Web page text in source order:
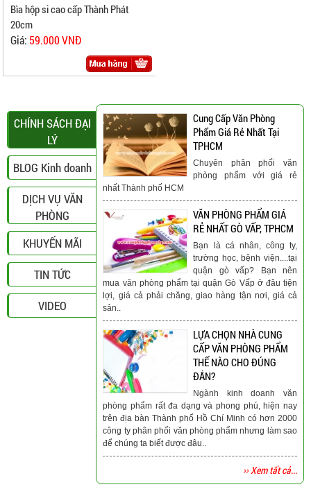
Bìa hộp si cao cấp Thành Phát
20cm
Giá: 59.000 VNĐ
CHÍNH SÁCH ĐẠI
LÝ
BLOG Kinh doanh
DỊCH VỤ VĂN
PHÒNG
KHUYẾN MÃI
TIN TỨC
VIDEO
Cung Cấp Văn Phòng
Phẩm Giá Rẻ Nhất Tại
TPHCM
Chuyên phân phối văn
phòng phẩm với giá rẻ
nhất Thành phố HCM
VĂN PHÒNG PHẨM GIÁ
RẺ NHẤT GÒ VẤP, TPHCM
Bạn là cá nhân, công ty,
trường học, bệnh viện....tại
quận gò vấp? Bạn nên
mua văn phòng phẩm tại quận Gò Vấp ở đâu tiện
lợi, giá cả phải chăng, giao hàng tận nơi, giá cả
sản..
LỰA CHỌN NHÀ CUNG
CẤP VĂN PHÒNG PHẨM
THẾ NÀO CHO ĐÚNG
ĐẮN?
Ngành kinh doanh văn
phòng phẩm rất đa dạng và phong phú, hiện nay
trên địa bàn Thành phố Hồ Chí Minh có hơn 2000
công ty phân phối văn phòng phẩm nhưng làm sao
để chúng ta biết được đâu..
›› Xem tất cả...